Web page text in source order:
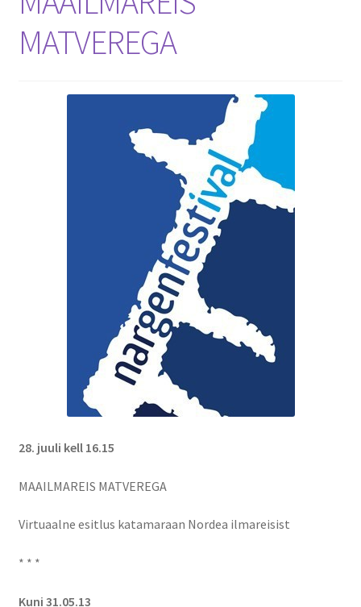
MATVEREGA
28. juuli kell 16.15
MAAILMAREIS MATVEREGA
Virtuaalne esitlus katamaraan Nordea ilmareisist
* * *
Kuni 31.05.13